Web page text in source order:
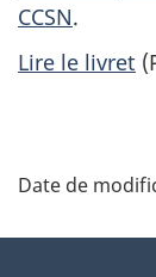
CCSN.
Lire le livret
é
Date de